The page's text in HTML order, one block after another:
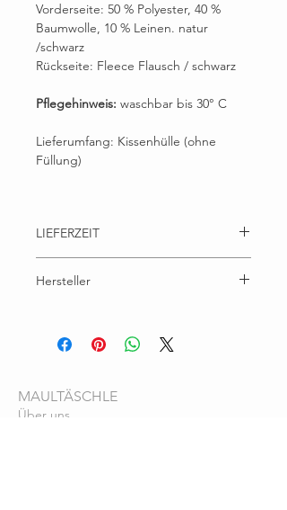
Vorderseite: 50 % Polyester, 40 %
Baumwolle, 10 % Leinen. natur
/schwarz
Rückseite: Fleece Flausch / schwarz
Pflegehinweis: waschbar bis 30° C
Lieferumfang: Kissenhülle (ohne
Füllung)
LIEFERZEIT
Hersteller
maultaeschlefilz@gmail.com
MAULTÄSCHLE
Über uns